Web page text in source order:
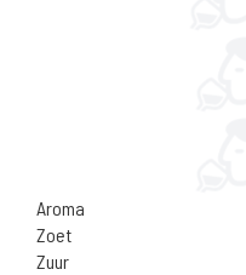
Aroma
Zoet
Zuur